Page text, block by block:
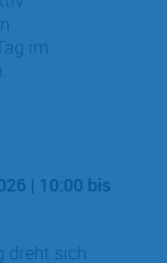
im
| 10:00 bis
dreht sich